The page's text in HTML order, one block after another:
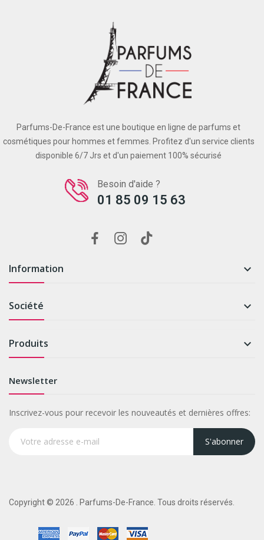
Parfums-De-France est une boutique en ligne de parfums et
cosmétiques pour hommes et femmes. Profitez d'un service clients
disponible 6/7 Jrs et d'un paiement 100% sécurisé
Besoin d'aide ?
01 85 09 15 63
Information 
Société 
Produits 
Newsletter
Inscrivez-vous pour recevoir les nouveautés et dernières offres:
S'abonner
Copyright © 2026 . Parfums-De-France. Tous droits réservés.